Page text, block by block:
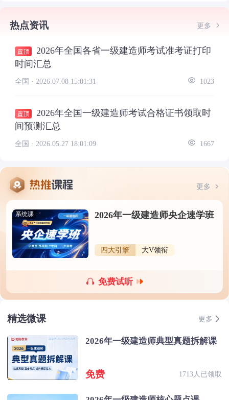
热点资讯 更多
2026年全国各省一级建造师考试准考证打印
时间汇总
全国 · 2026.07.08 15:01:31 1023
2026年全国一级建造师考试合格证书领取时
间预测汇总
全国 · 2026.05.27 18:01:09 1667
更多
系统课 2026年一级建造师央企速学班
四大引擎 大V领衔
免费试听
精选微课 更多
2026年一级建造师典型真题拆解课
免费 1713人已领取